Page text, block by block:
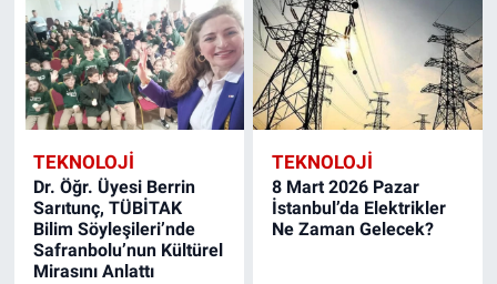
TEKNOLOJİ
Dr. Öğr. Üyesi Berrin
Sarıtunç, TÜBİTAK
Bilim Söyleşileri’nde
Safranbolu’nun Kültürel
Mirasını Anlattı
TEKNOLOJİ
8 Mart 2026 Pazar
İstanbul’da Elektrikler
Ne Zaman Gelecek?